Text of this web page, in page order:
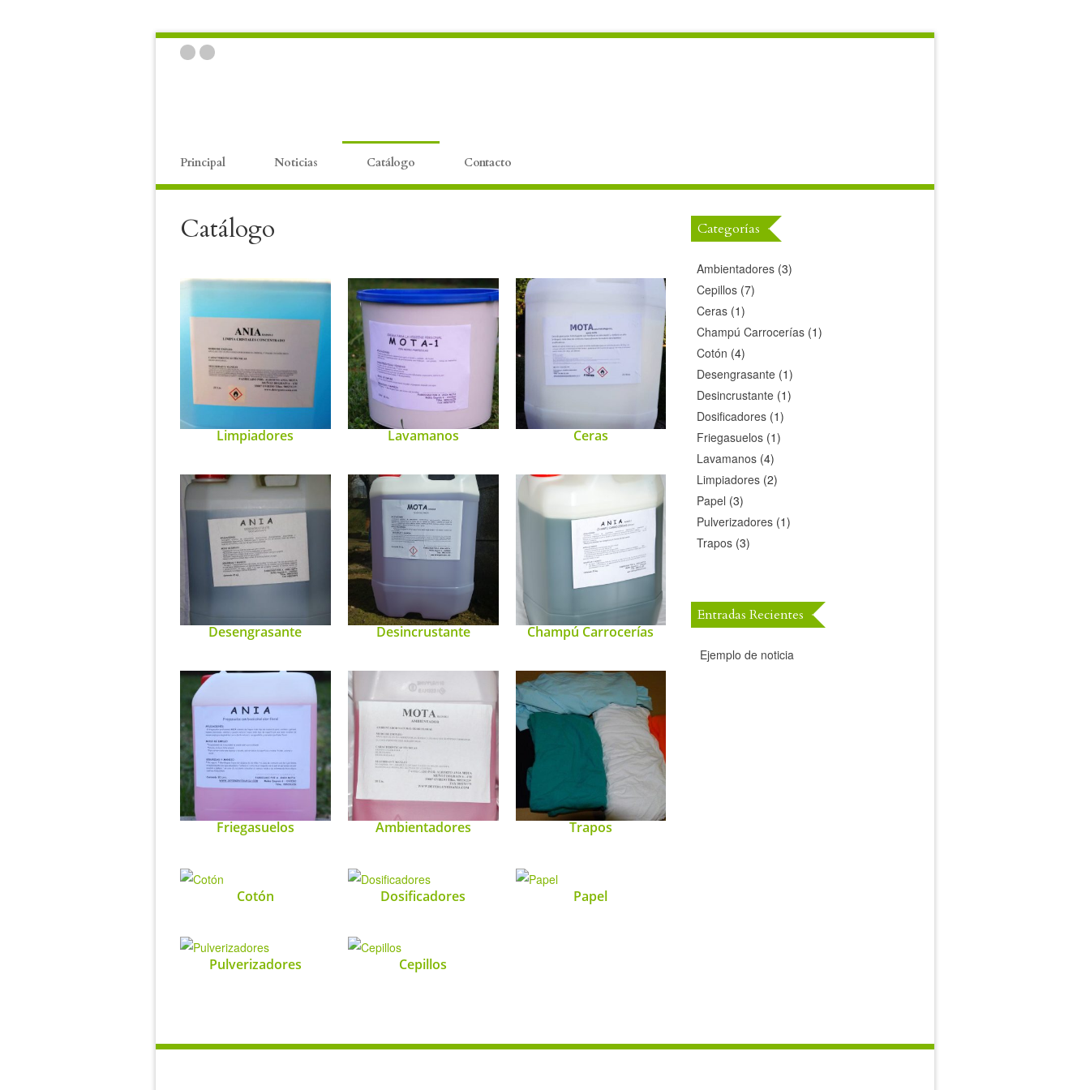
Principal Noticias Catálogo Contacto
Catálogo
Limpiadores Lavamanos Ceras
Desengrasante Desincrustante Champú Carrocerías
Friegasuelos Ambientadores Trapos
Cotón Dosificadores Papel
Pulverizadores Cepillos
Categorías
Ambientadores (3)
Cepillos (7)
Ceras (1)
Champú Carrocerías (1)
Cotón (4)
Desengrasante (1)
Desincrustante (1)
Dosificadores (1)
Friegasuelos (1)
Lavamanos (4)
Limpiadores (2)
Papel (3)
Pulverizadores (1)
Trapos (3)
Entradas Recientes
Ejemplo de noticia